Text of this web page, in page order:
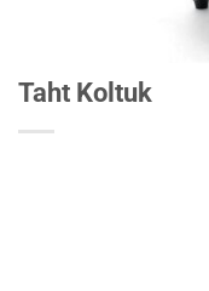
Taht Koltuk